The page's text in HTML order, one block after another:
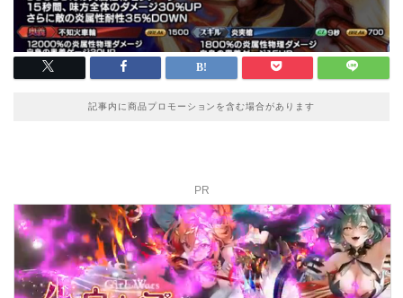
記事内に商品プロモーションを含む場合があります
PR